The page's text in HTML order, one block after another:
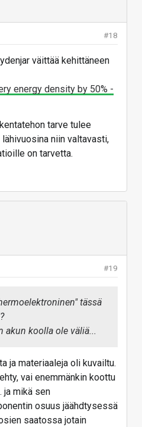
battery than some power
battery like this
be extremely
and degradation. This
expect to see a
15,000mAh phone
doesn’t appear to be
#18
väittää kehittäneen
energy density by 50% -
tarve tulee
niin valtavasti,
on tarvetta.
#19
tässä
akun koolla ole väliä...
ja materiaaleja oli kuvailtu.
vai enemmänkin koottu
ja mikä sen
osuus jäähdtysessä
saatossa jotain